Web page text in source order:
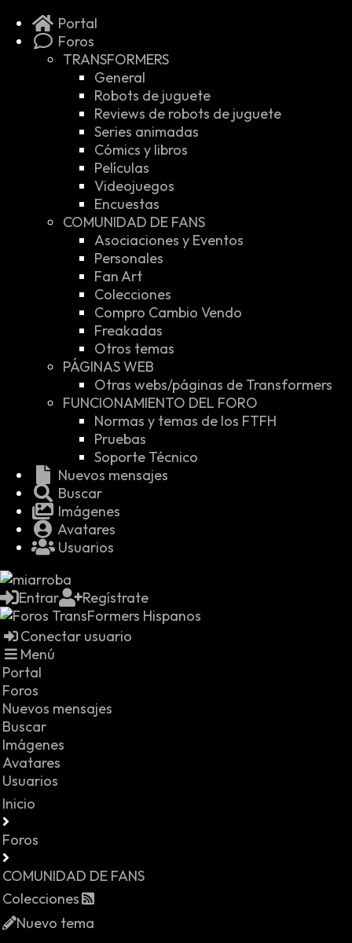
Portal
Foros
TRANSFORMERS
General
Robots de juguete
Reviews de robots de juguete
Series animadas
Cómics y libros
Películas
Videojuegos
Encuestas
COMUNIDAD DE FANS
Asociaciones y Eventos
Personales
Fan Art
Colecciones
Compro Cambio Vendo
Freakadas
Otros temas
PÁGINAS WEB
Otras webs/páginas de Transformers
FUNCIONAMIENTO DEL FORO
Normas y temas de los FTFH
Pruebas
Soporte Técnico
Nuevos mensajes
Buscar
Imágenes
Avatares
Usuarios
Entrar Regístrate
Conectar usuario
Menú
Portal
Foros
Nuevos mensajes
Buscar
Imágenes
Avatares
Usuarios
Inicio
Foros
COMUNIDAD DE FANS
Colecciones
Nuevo tema